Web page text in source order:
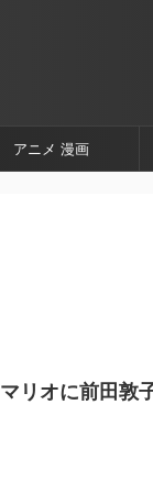
アニメ 漫画
リオに前田